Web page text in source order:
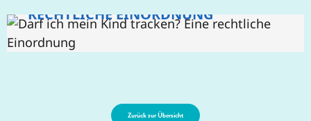
DIE MEDIENBILDUNG”
RECHTLICHE EINORDNUNG
Zurück zur Übersicht